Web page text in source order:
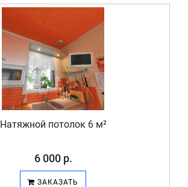
Натяжной потолок 6 м²
6 000 р.
ЗАКАЗАТЬ